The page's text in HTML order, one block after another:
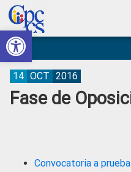
Abrir barra de herramientas
Skip
to
primary
navigation
Skip
to
main
content
Skip
to
primary
sidebar
Skip
to
footer
Consejo
de
Participación
Ciudadana
Social
Construyendo
Poder
Ciudadano
Fase de
14 OCT 2016
Convocatoria a